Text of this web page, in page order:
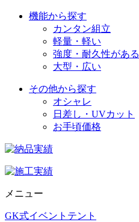
機能から探す
カンタン組立
軽量・軽い
強度・耐久性がある
大型・広い
その他から探す
オシャレ
日差し・UVカット
お手頃価格
メニュー
GK式イベントテント